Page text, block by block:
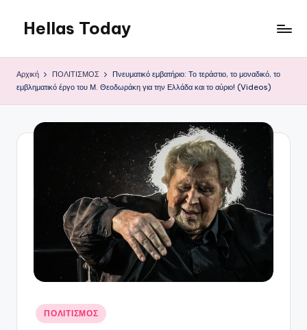
Μετάβαση
περιεχόμενο
Hellas Today
Αρχική ΠΟΛΙΤΙΣΜΟΣ
Πνευματικό εμβατήριο: Το τεράστιο, το μοναδικό, το
εμβληματικό έργο του Μ. Θεοδωράκη για την Ελλάδα και το αύριο! (Videos)
Αναρτήθηκε
σε
ΠΟΛΙΤΙΣΜΟΣ